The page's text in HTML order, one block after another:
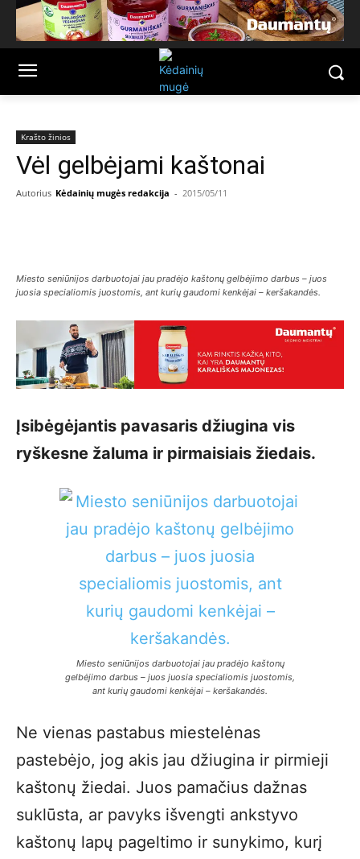
Krašto žinios
Vėl gelbėjami kaštonai
Autorius Kėdainių mugės redakcija - 2015/05/11
Miesto seniūnijos darbuotojai jau pradėjo kaštonų gelbėjimo darbus – juos
juosia specialiomis juostomis, ant kurių gaudomi kenkėjai – keršakandės.
Įsibėgėjantis pavasaris džiugina vis
ryškesne žaluma ir pirmaisiais žiedais.
Miesto seniūnijos darbuotojai jau pradėjo kaštonų
gelbėjimo darbus – juos juosia specialiomis juostomis,
ant kurių gaudomi kenkėjai – keršakandės.
Ne vienas pastabus miestelėnas
pastebėjo, jog akis jau džiugina ir pirmieji
kaštonų žiedai. Juos pamačius dažnas
suklūsta, ar pavyks išvengti ankstyvo
kaštonų lapų pageltimo ir sunykimo, kurį